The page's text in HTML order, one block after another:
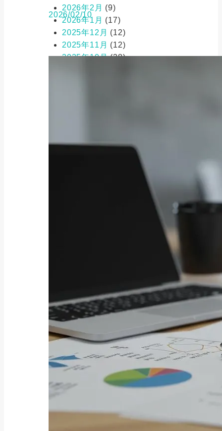
2026/02/10
2026年2月 (9)
2026年1月 (17)
2025年12月 (12)
2025年11月 (12)
2025年10月(28)
2025年3月(133)